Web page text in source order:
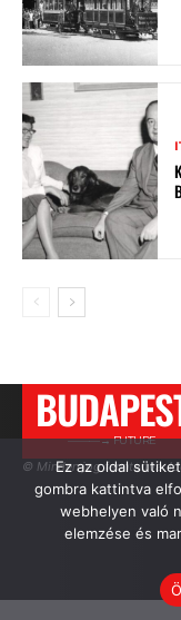
———→ FUTURE
© Minden jog fenntartva.
Ez az oldal
gombra kattintva
webhelyen való
elemzése és